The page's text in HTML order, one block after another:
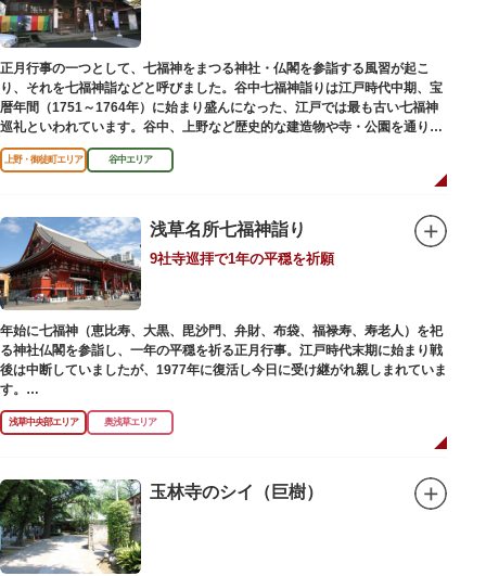
正月行事の一つとして、七福神をまつる神社・仏閣を参詣する風習が起こ
り、それを七福神詣などと呼びました。谷中七福神詣りは江戸時代中期、宝
暦年間（1751～1764年）に始まり盛んになった、江戸では最も古い七福神
巡礼といわれています。谷中、上野など歴史的な建造物や寺・公園を通りな
がら、ゆっくりと一日散策が楽しめるコースになっています。
上野・御徒町エリア 谷中エリア
浅草名所七福神詣り
9社寺巡拝で1年の平穏を祈願
年始に七福神（恵比寿、大黒、毘沙門、弁財、布袋、福禄寿、寿老人）を祀
る神社仏閣を参詣し、一年の平穏を祈る正月行事。江戸時代末期に始まり戦
後は中断していましたが、1977年に復活し今日に受け継がれ親しまれていま
す。
浅草名所七福神の特徴は福禄寿、寿老人が2社ずつあり、巡る社寺が9ヶ所あ
るところ。九は数の究み、鳩と言う字にも使われていて、鳩は「集まる」と
絵馬をつけ、色紙・福絵に御朱印をいただきながら巡拝しましょう。
江戸文化発祥の地といわれる浅草には、観音様の境内を中心として広く各所
に名所・旧跡があります。七福神をめぐる途中、これらの名跡も訪ねながら
江戸文化の面影を偲んでみてはいかがでしょうか。
浅草中央部エリア 奥浅草エリア
玉林寺のシイ（巨樹）